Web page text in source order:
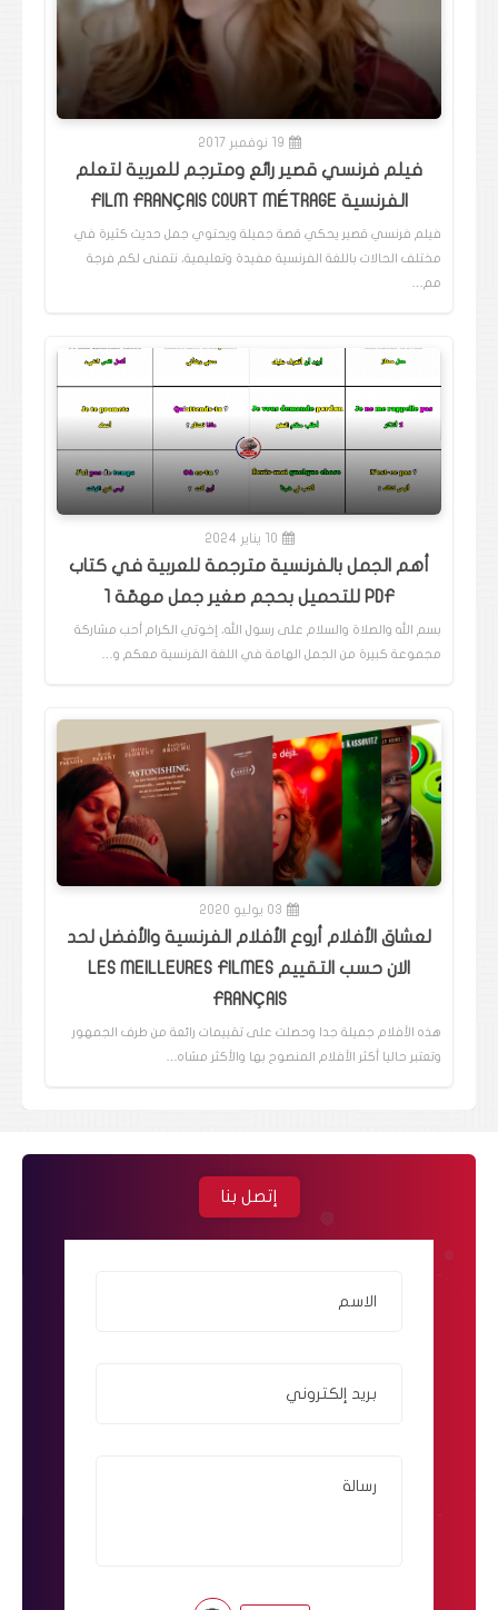
19 نوفمبر 2017
فيلم فرنسي قصير رائع ومترجم للعربية لتعلم
الفرنسية FILM FRANÇAIS COURT MÉTRAGE
فيلم فرنسي قصير يحكي قصة جميلة ويحتوي جمل حديث كثيرة في
مختلف الحالات باللغة الفرنسية مفيدة وتعليمية، نتمنى لكم فرجة
مم…
10 يناير 2024
أهم الجمل بالفرنسية مترجمة للعربية في كتاب
PDF للتحميل بحجم صغير جمل مهمّة 1
بسم الله والصلاة والسلام على رسول الله، إخوتي الكرام أحب مشاركة
مجموعة كبيرة من الجمل الهامة في اللغة الفرنسية معكم و…
03 يوليو 2020
لعشاق الأفلام أروع الأفلام الفرنسية والأفضل لحد
الان حسب التقييم LES MEILLEURES FILMES
FRANÇAIS
هذه الأفلام جميلة جدا وحصلت على تقييمات رائعة من طرف الجمهور
وتعتبر حاليا أكثر الأفلام المنصوح بها والأكثر مشاه…
إتصل بنا
الاسم
بريد إلكتروني
رسالة